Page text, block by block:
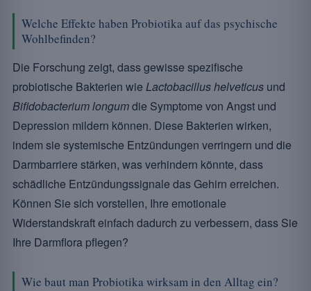
Welche Effekte haben Probiotika auf das psychische
Wohlbefinden?
Die Forschung zeigt, dass gewisse spezifische
probiotische Bakterien wie Lactobacillus helveticus und
Bifidobacterium longumdie Symptome von Angst und
Depression mildern können. Diese Bakterien wirken,
indem sie systemische Entzündungen verringern und die
Darmbarriere stärken, was verhindern könnte, dass
schädliche Entzündungssignale das Gehirn erreichen.
Können Sie sich vorstellen, Ihre emotionale
Widerstandskraft einfach dadurch zu verbessern, dass Sie
Ihre Darmflora pflegen?
Wie baut man Probiotika wirksam in den Alltag ein?